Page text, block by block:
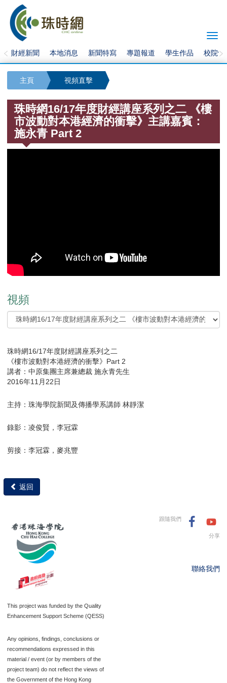
財經新聞 本地消息 新聞特寫 專題報道 學生作品 校院快
主頁 視頻直擊
珠時網16/17年度財經講座系列之二 《樓
市波動對本港經濟的衝擊》主講嘉賓：
施永青 Part 2
視頻
珠時網16/17年度財經講座系列之二
《樓市波動對本港經濟的衝擊》Part 2
講者：中原集團主席兼總裁 施永青先生
2016年11月22日
主持：珠海學院新聞及傳播學系講師 林靜潔
錄影：凌俊賢，李冠霖
剪接：李冠霖，麥兆豐
返回
This project was funded by the Quality
Enhancement Support Scheme (QESS)
Any opinions, findings, conclusions or
recommendations expressed in this
material / event (or by members of the
project team) do not reflect the views of
the Government of the Hong Kong
跟隨我們
分享
聯絡我們